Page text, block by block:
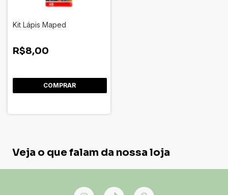
Kit Lápis Maped
R$8,00
Veja o que falam da nossa loja